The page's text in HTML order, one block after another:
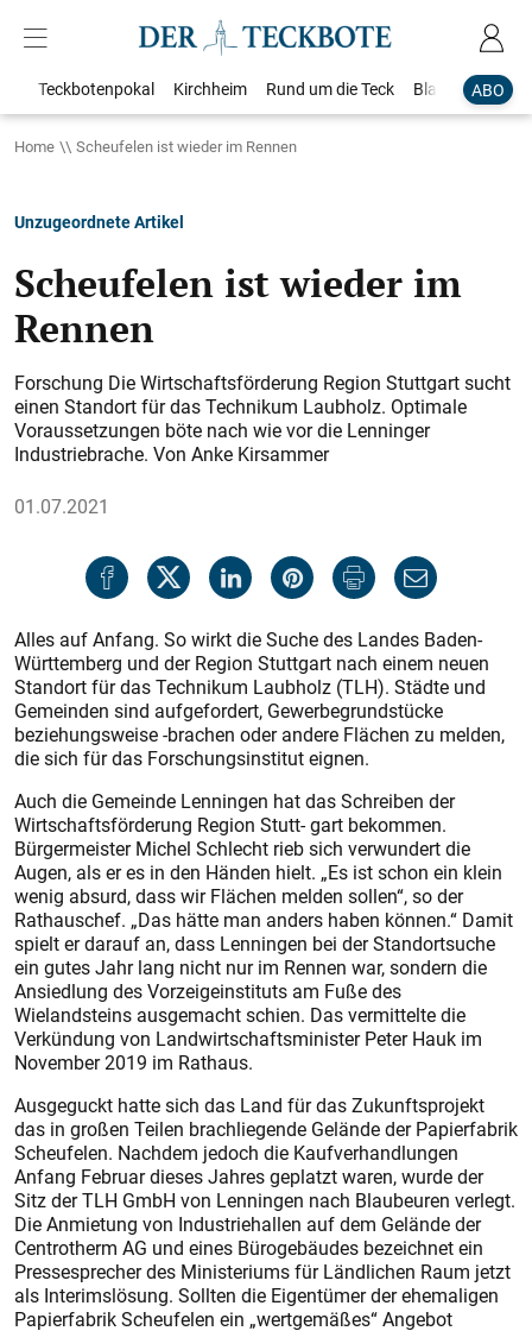
ABO
Teckbotenpokal Kirchheim Rund um die Teck Blaulicht
Home Scheufelen ist wieder im Rennen
Unzugeordnete Artikel
Scheufelen ist wieder im
Rennen
Forschung Die Wirtschaftsförderung Region Stuttgart sucht
einen Standort für das Technikum Laubholz. Optimale
Voraussetzungen böte nach wie vor die Lenninger
Industriebrache. Von Anke Kirsammer
01.07.2021
Alles auf Anfang. So wirkt die Suche des Landes Baden-
Württemberg und der Region Stuttgart nach einem neuen
Standort für das Technikum Laubholz (TLH). Städte und
Gemeinden sind aufgefordert, Gewerbegrundstücke
beziehungsweise -brachen oder andere Flächen zu melden,
die sich für das Forschungsinstitut eignen.
Auch die Gemeinde Lenningen hat das Schreiben der
Wirtschaftsförderung Region Stutt- gart bekommen.
Bürgermeister Michel Schlecht rieb sich verwundert die
Augen, als er es in den Händen hielt. „Es ist schon ein klein
wenig absurd, dass wir Flächen melden sollen“, so der
Rathauschef. „Das hätte man anders haben können.“ Damit
spielt er darauf an, dass Lenningen bei der Standortsuche
ein gutes Jahr lang nicht nur im Rennen war, sondern die
Ansiedlung des Vorzeigeinstituts am Fuße des
Wielandsteins ausgemacht schien. Das vermittelte die
Verkündung von Landwirtschaftsminister Peter Hauk im
November 2019 im Rathaus.
Ausgeguckt hatte sich das Land für das Zukunftsprojekt
das in großen Teilen brachliegende Gelände der Papierfabrik
Scheufelen. Nachdem jedoch die Kaufverhandlungen
Anfang Februar dieses Jahres geplatzt waren, wurde der
Sitz der TLH GmbH von Lenningen nach Blaubeuren verlegt.
Die Anmietung von Industriehallen auf dem Gelände der
Centrotherm AG und eines Bürogebäudes bezeichnet ein
Pressesprecher des Ministeriums für Ländlichen Raum jetzt
als Interimslösung. Sollten die Eigentümer der ehemaligen
Papierfabrik Scheufelen ein „wertgemäßes“ Angebot